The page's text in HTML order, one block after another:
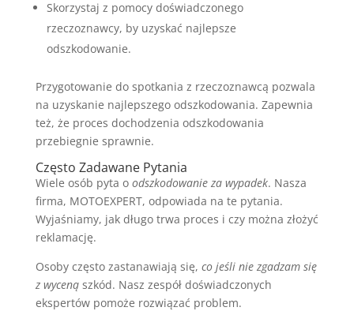
Skorzystaj z pomocy doświadczonego
rzeczoznawcy, by uzyskać najlepsze
odszkodowanie.
Przygotowanie do spotkania z rzeczoznawcą pozwala
na uzyskanie najlepszego odszkodowania. Zapewnia
też, że proces dochodzenia odszkodowania
przebiegnie sprawnie.
Często Zadawane Pytania
Wiele osób pyta o odszkodowanie za wypadek. Nasza
firma, MOTOEXPERT, odpowiada na te pytania.
Wyjaśniamy, jak długo trwa proces i czy można złożyć
reklamację.
Osoby często zastanawiają się, co jeśli nie zgadzam się
z wycenąszkód. Nasz zespół doświadczonych
ekspertów pomoże rozwiązać problem.